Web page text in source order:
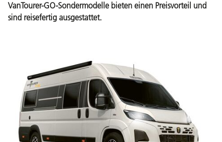
VanTourer-GO-Sondermodelle bieten einen Preisvorteil und
sind reisefertig ausgestattet.